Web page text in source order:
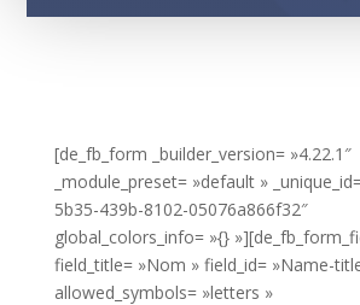
[de_fb_form _builder_version= »4.22.1″
_module_preset= »default »
5b35-439b-8102-05076a866f32″
global_colors_info= »{}
field_title= »Nom » field_id= »Name-
allowed_symbols= »letters »